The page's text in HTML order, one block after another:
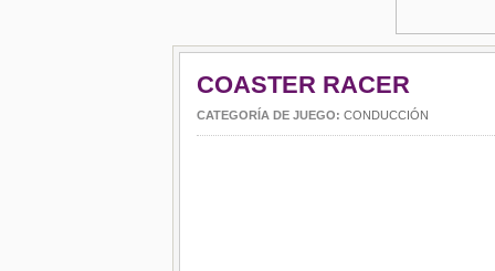
COASTER RACER
CATEGORÍA DE JUEGO: CONDUCCIÓN